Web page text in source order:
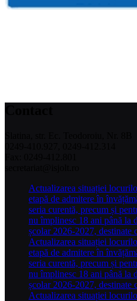
Actualizarea situației
etapă de admitere în
seria curentă, precum și
nu împlinesc 18 ani până la
școlar 2026-2027, destinate
Actualizarea situației
etapă de admitere în
seria curentă, precum și
nu împlinesc 18 ani până la
școlar 2026-2027, destinate
Actualizarea situației